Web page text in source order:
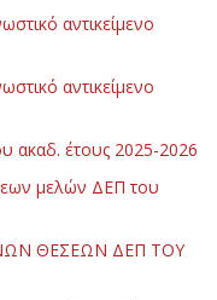
αντικείμενο
αντικείμενο
ακαδ. έτους 2025-2026
μελών ΔΕΠ του
ΘΕΣΕΩΝ ΔΕΠ ΤΟΥ